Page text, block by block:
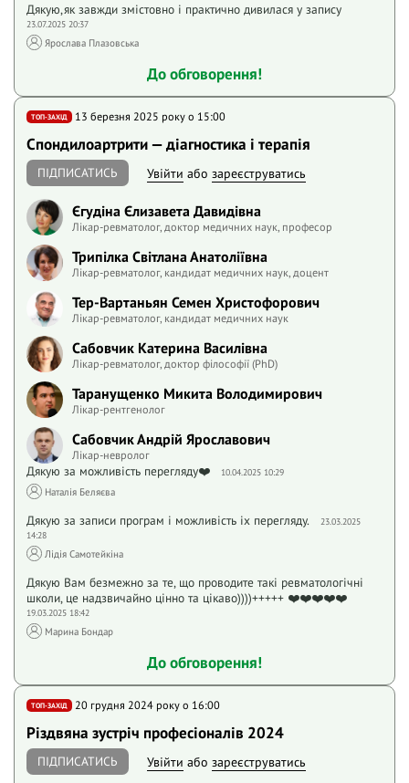
Дякую,як завжди змістовно і практично дивилася у запису
23.07.2025 20:37
Ярослава Плазовська
До обговорення!
ТОП-ЗАХІД 13 березня 2025 року o 15:00
Спондилоартрити — діагностика і терапія
ПІДПИСАТИСЬ Увійти або зареєструватись
Єгудіна Єлизавета Давидівна
Лікар-ревматолог, доктор медичних наук, професор
Трипілка Світлана Анатоліївна
Лікар-ревматолог, кандидат медичних наук, доцент
Тер-Вартаньян Семен Христофорович
Лікар-ревматолог, кандидат медичних наук
Сабовчик Катерина Василівна
Лікар-ревматолог, доктор філософії (PhD)
Таранущенко Микита Володимирович
Лікар-рентгенолог
Сабовчик Андрій Ярославович
Лікар-невролог
Дякую за можливість перегляду❤️ 10.04.2025 10:29
Наталія Беляєва
Дякую за записи програм і можливість іх перегляду.
23.03.2025
14:28
Лідія Самотейкіна
Дякую Вам безмежно за те, що проводите такі ревматологічні
школи, це надзвичайно цінно та цікаво))))+++++ ❤️❤️❤️❤️❤️
19.03.2025 18:42
Марина Бондар
До обговорення!
ТОП-ЗАХІД 20 грудня 2024 року o 16:00
Різдвяна зустріч професіоналів 2024
ПІДПИСАТИСЬ Увійти або зареєструватись